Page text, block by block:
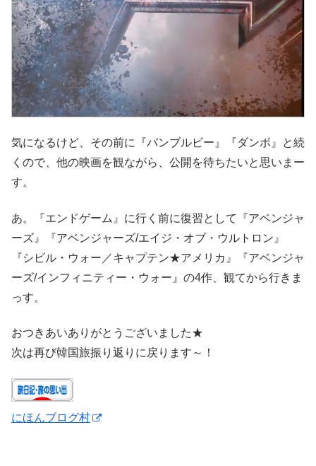
気になるけど、その前に『バンブルビー』『ダンボ』と続
くので、他の映画を観ながら、公開を待ちたいと思いまー
す。
あ。『エンドゲーム』に行く前に復習として『アベンジャ
ーズ』『アベンジャーズ/エイジ・オブ・ウルトロン』
『シビル・ウォー／キャプテン★アメリカ』『アベンジャ
ーズ/インフィニティー・ウォー』の4作、観てから行きま
っす。
おつきあいありがとうございました★
次は再び韓国旅振り返りに戻ります～！
にほんブログ村